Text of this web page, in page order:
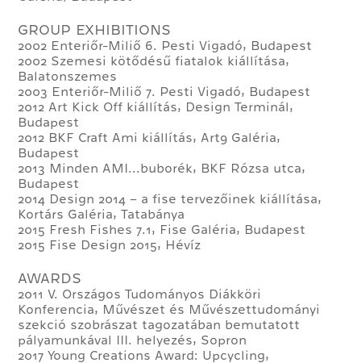
GROUP EXHIBITIONS
2002 Enteriőr-Miliő 6. Pesti Vigadó, Budapest
2002 Szemesi kötődésű fiatalok kiállítása,
Balatonszemes
2003 Enteriőr-Miliő 7. Pesti Vigadó, Budapest
2012 Art Kick Off kiállítás, Design Terminál,
Budapest
2012 BKF Craft Ami kiállítás, Art9 Galéria,
Budapest
2013 Minden AMI...buborék, BKF Rózsa utca,
Budapest
2014 Design 2014 – a fise tervezőinek kiállítása,
Kortárs Galéria, Tatabánya
2015 Fresh Fishes 7.1, Fise Galéria, Budapest
2015 Fise Design 2015, Hévíz
AWARDS
2011 V. Országos Tudományos Diákköri
Konferencia, Művészet és Művészettudományi
szekció szobrászat tagozatában bemutatott
pályamunkával III. helyezés, Sopron
2017 Young Creations Award: Upcycling,